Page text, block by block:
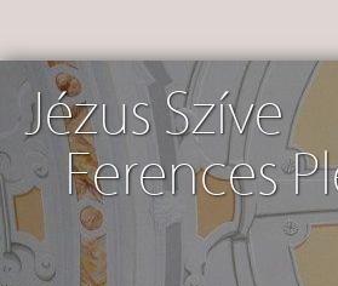
Jézus Szíve
Ferences